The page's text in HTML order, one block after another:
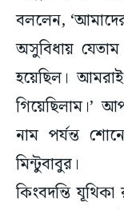
বললেন, ‘আমাদের
অসুবিধায়
হয়েছিল।
গিয়েছিলাম।’
নাম পর্যন্ত
মিন্টুবাবুর।
কিংবদন্তি